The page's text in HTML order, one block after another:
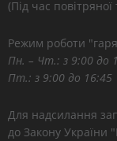
(Під час
Режим роботи
Пн. – Чт.: з 9:00 до
Пт.: з 9:00 до 16:45
Для надсилання
до Закону України